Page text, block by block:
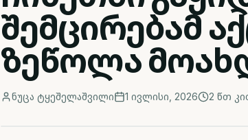
შემცირებამ
ზეწოლა
ნუცა ტყეშელაშვილი 1 ივლისი, 2026 2 წთ